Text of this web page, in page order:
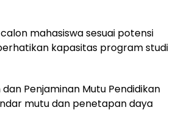
mahasiswa sesuai potensi
kapasitas program studi
Penjaminan Mutu Pendidikan
mutu dan penetapan daya